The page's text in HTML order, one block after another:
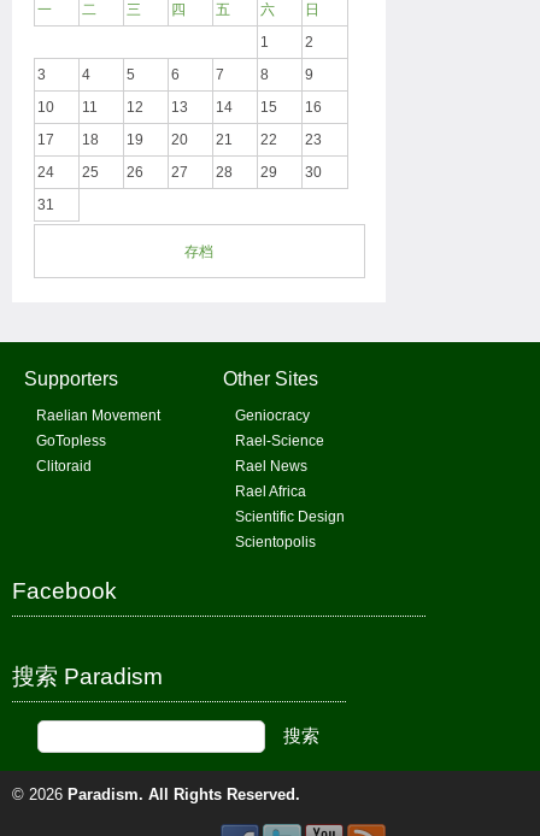
一
二
三
四
五
六
日
1
2
3
4 5 6 7 8
9
10
11 12 13 14 15
16
17
18 19 20 21 22
23
24
25 26 27 28 29
30
31
存档
Supporters
Raelian Movement
GoTopless
Clitoraid
Other Sites
Geniocracy
Rael-Science
Rael News
Rael Africa
Scientific Design
Scientopolis
Facebook
搜索 Paradism
© 2026 Paradism. All Rights Reserved.